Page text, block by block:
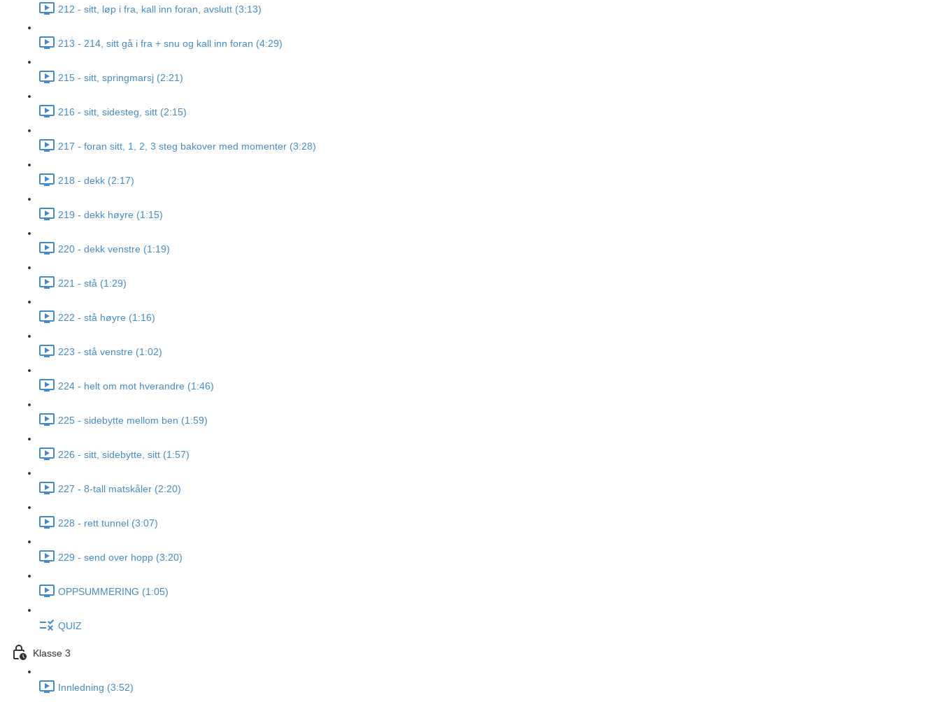
212 - sitt, løp i fra, kall inn foran, avslutt (3:13)
213 - 214, sitt gå i fra + snu og kall inn foran (4:29)
215 - sitt, springmarsj (2:21)
216 - sitt, sidesteg, sitt (2:15)
217 - foran sitt, 1, 2, 3 steg bakover med momenter (3:28)
218 - dekk (2:17)
219 - dekk høyre (1:15)
220 - dekk venstre (1:19)
221 - stå (1:29)
222 - stå høyre (1:16)
223 - stå venstre (1:02)
224 - helt om mot hverandre (1:46)
225 - sidebytte mellom ben (1:59)
226 - sitt, sidebytte, sitt (1:57)
227 - 8-tall matskåler (2:20)
228 - rett tunnel (3:07)
229 - send over hopp (3:20)
OPPSUMMERING (1:05)
QUIZ
Klasse 3
Innledning (3:52)